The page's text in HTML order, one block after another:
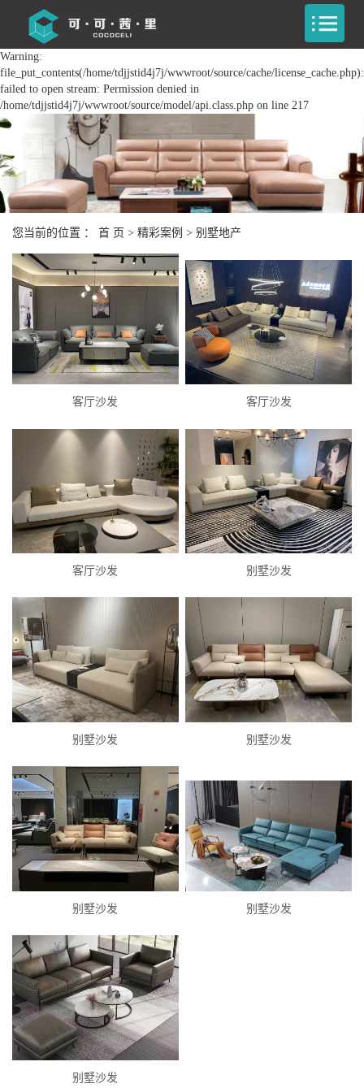
Warning:
file_put_contents(/home/tdjjstid4j7j/wwwroot/source/cache/license_cache.php):
failed to open stream: Permission denied in
/home/tdjjstid4j7j/wwwroot/source/model/api.class.php on line 217
您当前的位置 ： 首 页 > 精彩案例 > 别墅地产
客厅沙发 客厅沙发
客厅沙发 别墅沙发
别墅沙发 别墅沙发
别墅沙发 别墅沙发
别墅沙发